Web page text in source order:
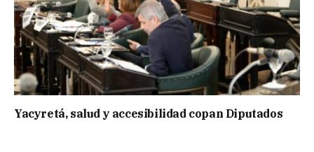
Yacyretá, salud y accesibilidad copan Diputados